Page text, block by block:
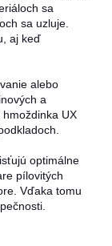
sa
sa uzluje.
aj keď
alebo
a
UX
optimálne
pílovitých
Vďaka tomu